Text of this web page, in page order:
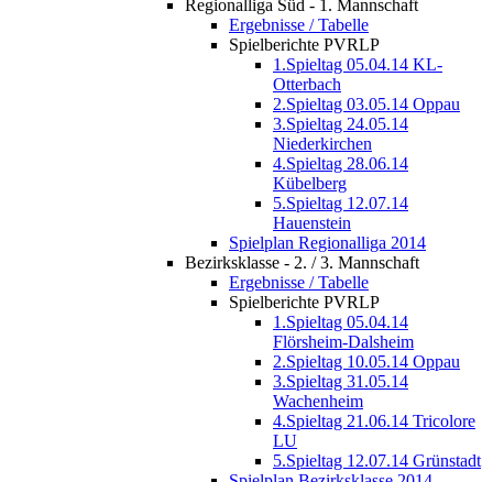
Regionalliga Süd - 1. Mannschaft
Ergebnisse / Tabelle
Spielberichte PVRLP
1.Spieltag 05.04.14 KL-
Otterbach
2.Spieltag 03.05.14 Oppau
3.Spieltag 24.05.14
Niederkirchen
4.Spieltag 28.06.14
Kübelberg
5.Spieltag 12.07.14
Hauenstein
Spielplan Regionalliga 2014
Bezirksklasse - 2. / 3. Mannschaft
Ergebnisse / Tabelle
Spielberichte PVRLP
1.Spieltag 05.04.14
Flörsheim-Dalsheim
2.Spieltag 10.05.14 Oppau
3.Spieltag 31.05.14
Wachenheim
4.Spieltag 21.06.14 Tricolore
LU
5.Spieltag 12.07.14 Grünstadt